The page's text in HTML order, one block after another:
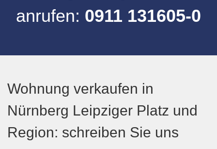
anrufen: 0911 131605-0
Wohnung verkaufen in
Nürnberg Leipziger Platz und
Region: schreiben Sie uns